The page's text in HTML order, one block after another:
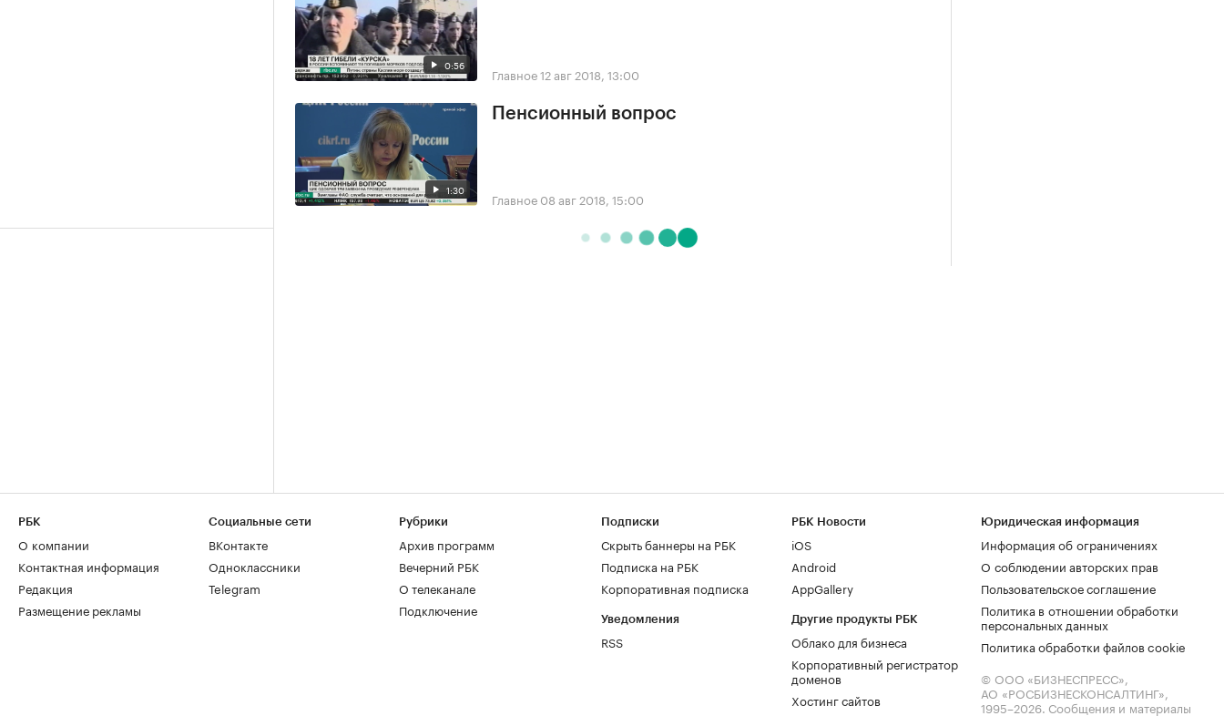
0:56 Главное12 авг 2018, 13:00
1:30
Пенсионный вопрос
Главное 08 авг 2018, 15:00
РБК
О компании
Контактная информация
Редакция
Размещение рекламы
Социальные сети
ВКонтакте
Одноклассники
Telegram
Рубрики
Архив программ
Вечерний РБК
О телеканале
Подключение
Подписки
Скрыть баннеры на РБК
Подписка на РБК
Корпоративная подписка
Уведомления
RSS
РБК Новости
iOS
Android
AppGallery
Другие продукты РБК
Облако для бизнеса
Корпоративный регистратор
доменов
Хостинг сайтов
Юридическая информация
Информация об ограничениях
О соблюдении авторских прав
Пользовательское соглашение
Политика в отношении обработки
персональных данных
Политика обработки файлов cookie
© ООО «БИЗНЕСПРЕСС»,
АО «РОСБИЗНЕСКОНСАЛТИНГ»,
1995–2026. Сообщения и материалы